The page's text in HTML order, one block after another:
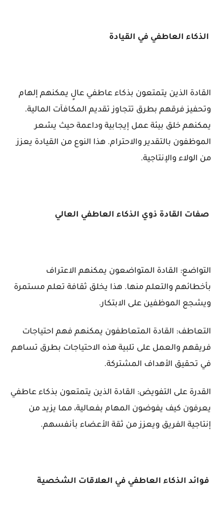
الذكاء العاطفي في القيادة
القادة الذين يتمتعون بذكاء عاطفي عالٍ يمكنهم إلهام
وتحفيز فرقهم بطرق تتجاوز تقديم المكافآت المالية.
يمكنهم خلق بيئة عمل إيجابية وداعمة حيث يشعر
الموظفون بالتقدير والاحترام. هذا النوع من القيادة يعزز
من الولاء والإنتاجية.
صفات القادة ذوي الذكاء العاطفي العالي
التواضع: القادة المتواضعون يمكنهم الاعتراف
بأخطائهم والتعلم منها. هذا يخلق ثقافة تعلم مستمرة
ويشجع الموظفين على الابتكار.
التعاطف: القادة المتعاطفون يمكنهم فهم احتياجات
فريقهم والعمل على تلبية هذه الاحتياجات بطرق تساهم
في تحقيق الأهداف المشتركة.
القدرة على التفويض: القادة الذين يتمتعون بذكاء عاطفي
يعرفون كيف يفوضون المهام بفعالية، مما يزيد من
إنتاجية الفريق ويعزز من ثقة الأعضاء بأنفسهم.
فوائد الذكاء العاطفي في العلاقات الشخصية